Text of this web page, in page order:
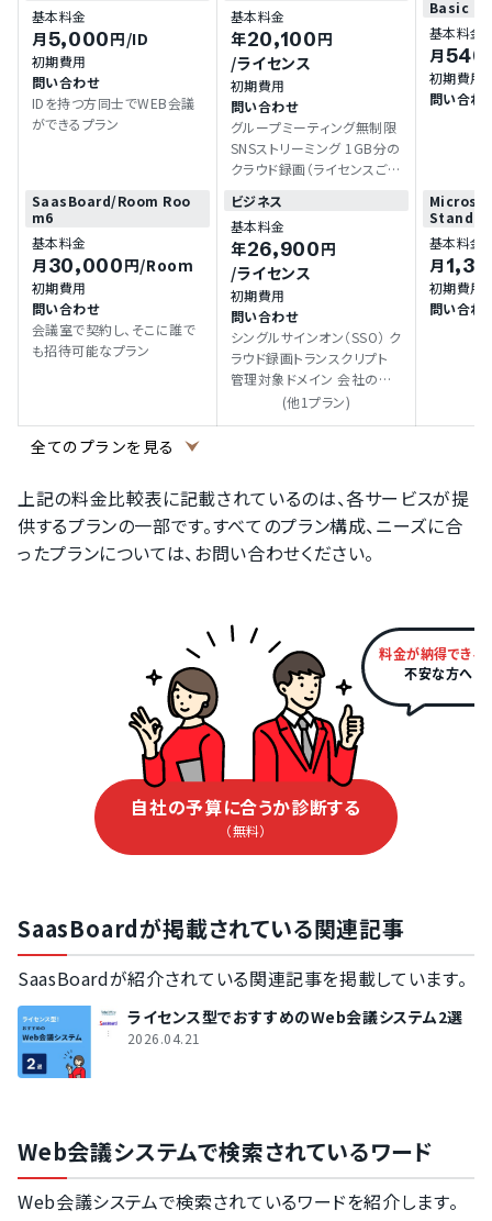
基本料金
月5,000円/ID
初期費用
問い合わせ
IDを持つ方同士でWEB会議
ができるプラン
基本料金
年20,100円
/ライセンス
初期費用
問い合わせ
グループミーティング無制限
SNSストリーミング 1GB分の
クラウド録画（ライセンスご
Basic
基本料金
月540
初期費用
問い合わ
SaasBoard/Room Roo
m6
基本料金
月 30,000円/Room
初期費用
問い合わせ
会議室で契約し、そこに誰で
も招待可能なプラン
ビジネス
基本料金
年26,900円
/ライセンス
初期費用
問い合わせ
シングルサインオン（SSO） ク
ラウド録画トランスクリプト
管理対象ドメイン 会社のブ
ランディング(他1プラン)
基本料金
月
初期費用
問い合わ
全てのプランを見る
上記の料金比較表に記載されているのは、各サービスが提
供するプランの一部です。すべてのプラン構成、ニーズに合
ったプランについては、お問い合わせください。
料金が納得できる
不安な方へ
自社の予算に合うか診断する
（無料）
SaasBoardが掲載されている関連記事
SaasBoardが紹介されている関連記事を掲載しています。
ライセンス型でおすすめのWeb会議システム2選
2026.04.21
Web会議システムで検索されているワード
Web会議システムで検索されているワードを紹介します。